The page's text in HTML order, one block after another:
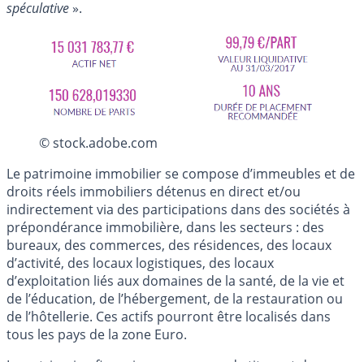
spéculative».
© stock.adobe.com
Le patrimoine immobilier se compose d’immeubles et de
droits réels immobiliers détenus en direct et/ou
indirectement via des participations dans des sociétés à
prépondérance immobilière, dans les secteurs : des
bureaux, des commerces, des résidences, des locaux
d’activité, des locaux logistiques, des locaux
d’exploitation liés aux domaines de la santé, de la vie et
de l’éducation, de l’hébergement, de la restauration ou
de l’hôtellerie. Ces actifs pourront être localisés dans
tous les pays de la zone Euro.